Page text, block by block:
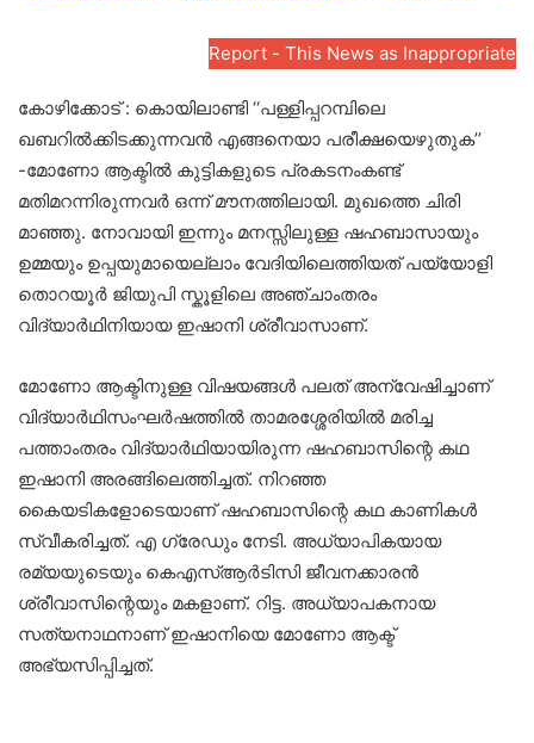
Report - This News as Inappropriate
കോഴിക്കോട് : കൊയിലാണ്ടി ‘‘പള്ളിപ്പറമ്പിലെ
ഖബറിൽക്കിടക്കുന്നവൻ എങ്ങനെയാ പരീക്ഷയെഴുതുക’’
-മോണോ ആക്ടിൽ കുട്ടികളുടെ പ്രകടനംകണ്ട്
മതിമറന്നിരുന്നവർ ഒന്ന് മൗനത്തിലായി. മുഖത്തെ ചിരി
മാഞ്ഞു. നോവായി ഇന്നും മനസ്സിലുള്ള ഷഹബാസായും
ഉമ്മയും ഉപ്പയുമായെല്ലാം വേദിയിലെത്തിയത് പയ്യോളി
തൊറയൂർ ജിയുപി സ്കൂളിലെ അഞ്ചാംതരം
വിദ്യാർഥിനിയായ ഇഷാനി ശ്രീവാസാണ്.
മോണോ ആക്ടിനുള്ള വിഷയങ്ങൾ പലത് അന്വേഷിച്ചാണ്
വിദ്യാർഥിസംഘർഷത്തിൽ താമരശ്ശേരിയിൽ മരിച്ച
പത്താംതരം വിദ്യാർഥിയായിരുന്ന ഷഹബാസിന്റെ കഥ
ഇഷാനി അരങ്ങിലെത്തിച്ചത്. നിറഞ്ഞ
കൈയടികളോടെയാണ് ഷഹബാസിന്റെ കഥ കാണികൾ
സ്വീകരിച്ചത്. എ ഗ്രേഡും നേടി. അധ്യാപികയായ
രമ്യയുടെയും കെഎസ്ആർടിസി ജീവനക്കാരൻ
ശ്രീവാസിന്റെയും മകളാണ്. റിട്ട. അധ്യാപകനായ
സത്യനാഥനാണ് ഇഷാനിയെ മോണോ ആക്ട്
അഭ്യസിപ്പിച്ചത്.